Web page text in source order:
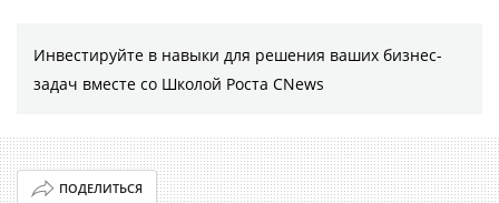
Инвестируйте в навыки для решения ваших бизнес-
задач вместе со Школой Роста CNews
ПОДЕЛИТЬСЯ